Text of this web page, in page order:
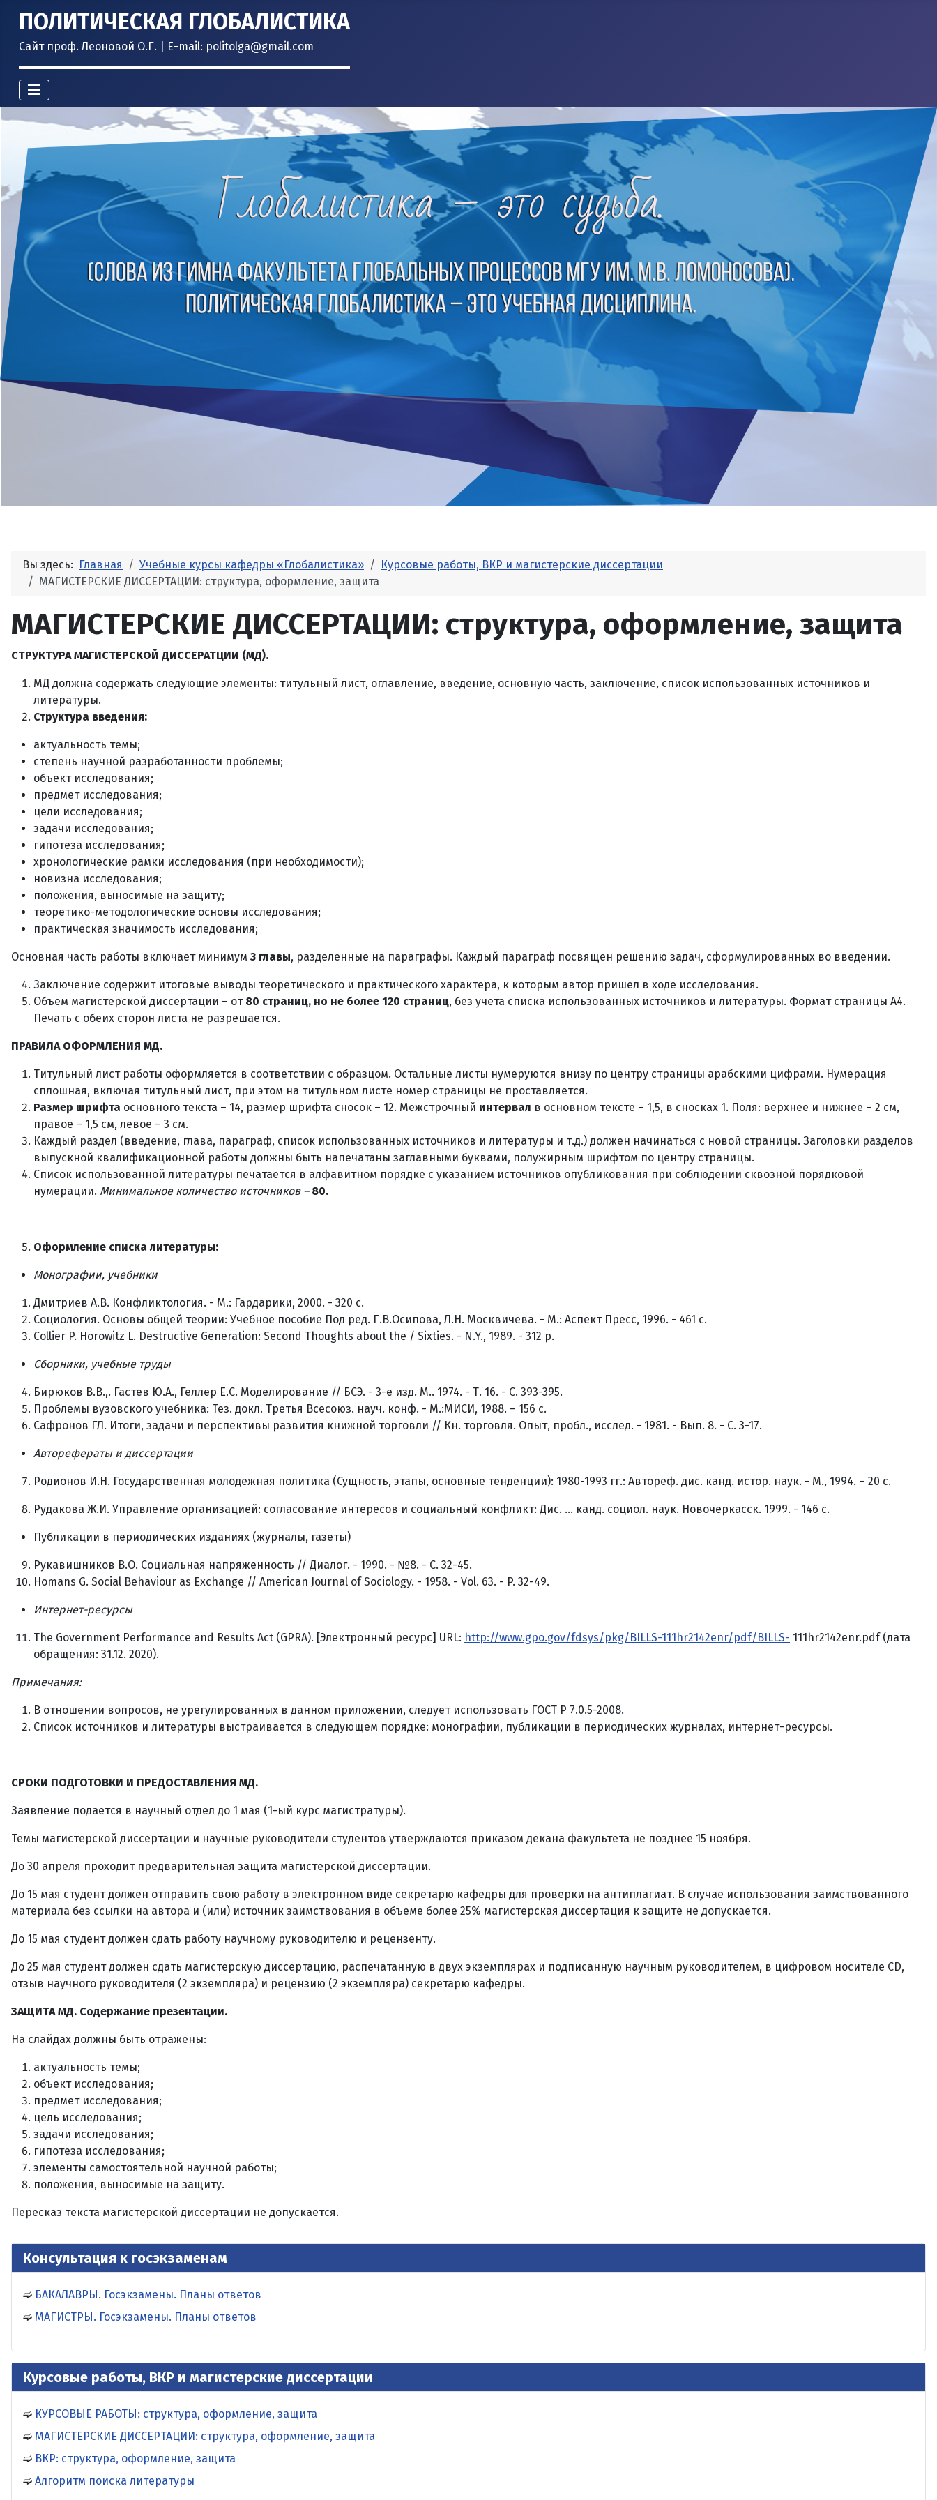
ПОЛИТИЧЕСКАЯ ГЛОБАЛИСТИКА
Сайт проф. Леоновой О.Г. | E-mail: politolga@gmail.com
Консультация к госэкзаменам
БАКАЛАВРЫ. Госэкзамены. Планы ответов
МАГИСТРЫ. Госэкзамены. Планы ответов
Курсовые работы, ВКР и магистерские диссертации
КУРСОВЫЕ РАБОТЫ: структура, оформление, защита
МАГИСТЕРСКИЕ ДИССЕРТАЦИИ: структура, оформление, защита
ВКР: структура, оформление, защита
Алгоритм поиска литературы
Вы здесь: Главная Учебные курсы кафедры «Глобалистика»
Курсовые работы, ВКР и магистерские диссертации
МАГИСТЕРСКИЕ ДИССЕРТАЦИИ: структура, оформление, защита
МАГИСТЕРСКИЕ ДИССЕРТАЦИИ: структура, оформление, защита
СТРУКТУРА МАГИСТЕРСКОЙ ДИССЕРАТЦИИ (МД).
МД должна содержать следующие элементы: титульный лист, оглавление, введение, основную часть, заключение, список использованных источников и
литературы.
Структура введения:
актуальность темы;
степень научной разработанности проблемы;
объект исследования;
предмет исследования;
цели исследования;
задачи исследования;
гипотеза исследования;
хронологические рамки исследования (при необходимости);
новизна исследования;
положения, выносимые на защиту;
теоретико-методологические основы исследования;
практическая значимость исследования;
Основная часть работы включает минимум 3 главы, разделенные на параграфы. Каждый параграф посвящен решению задач, сформулированных во введении.
Заключение содержит итоговые выводы теоретического и практического характера, к которым автор пришел в ходе исследования.
Объем магистерской диссертации – от 80 страниц, но не более 120 страниц, без учета списка использованных источников и литературы. Формат страницы А4.
Печать с обеих сторон листа не разрешается.
ПРАВИЛА ОФОРМЛЕНИЯ МД.
Титульный лист работы оформляется в соответствии с образцом. Остальные листы нумеруются внизу по центру страницы арабскими цифрами. Нумерация
сплошная, включая титульный лист, при этом на титульном листе номер страницы не проставляется.
Размер шрифта основного текста – 14, размер шрифта сносок – 12. Межстрочный интервал в основном тексте – 1,5, в сносках 1. Поля: верхнее и нижнее – 2 см,
правое – 1,5 см, левое – 3 см.
Каждый раздел (введение, глава, параграф, список использованных источников и литературы и т.д.) должен начинаться с новой страницы. Заголовки разделов
выпускной квалификационной работы должны быть напечатаны заглавными буквами, полужирным шрифтом по центру страницы.
Список использованной литературы печатается в алфавитном порядке с указанием источников опубликования при соблюдении сквозной порядковой
нумерации. Минимальное количество источников –80.
Оформление списка литературы:
Монографии, учебники
Дмитриев А.В. Конфликтология. - М.: Гардарики, 2000. - 320 с.
Социология. Основы общей теории: Учебное пособие Под ред. Г.В.Осипова, Л.Н. Москвичева. - М.: Аспект Пресс, 1996. - 461 с.
Collier P. Horowitz L. Destructive Generation: Second Thoughts about the / Sixties. - N.Y., 1989. - 312 p.
Сборники, учебные труды
Бирюков В.В.,. Гастев Ю.А., Геллер Е.С. Моделирование // БСЭ. - 3-е изд. М.. 1974. - Т. 16. - С. 393-395.
Проблемы вузовского учебника: Тез. докл. Третья Всесоюз. науч. конф. - М.:МИСИ, 1988. – 156 с.
Сафронов ГЛ. Итоги, задачи и перспективы развития книжной торговли // Кн. торговля. Опыт, пробл., исслед. - 1981. - Вып. 8. - С. 3-17.
Авторефераты и диссертации
Родионов И.Н. Государственная молодежная политика (Сущность, этапы, основные тенденции): 1980-1993 гг.: Автореф. дис. канд. истор. наук. - М., 1994. – 20 с.
Рудакова Ж.И. Управление организацией: согласование интересов и социальный конфликт: Дис. ... канд. социол. наук. Новочеркасск. 1999. - 146 с.
Публикации в периодических изданиях (журналы, газеты)
Рукавишников В.О. Социальная напряженность // Диалог. - 1990. - №8. - С. 32-45.
Homans G. Social Behaviour as Exchange // American Journal of Sociology. - 1958. - Vol. 63. - P. 32-49.
Интернет-ресурсы
The Government Performance and Results Act (GPRA). [Электронный ресурс] URL: http://www.gpo.gov/fdsys/pkg/BILLS-111hr2142enr/pdf/BILLS- 111hr2142enr.pdf (дата
обращения: 31.12. 2020).
Примечания:
В отношении вопросов, не урегулированных в данном приложении, следует использовать ГОСТ Р 7.0.5-2008.
Список источников и литературы выстраивается в следующем порядке: монографии, публикации в периодических журналах, интернет-ресурсы.
СРОКИ ПОДГОТОВКИ И ПРЕДОСТАВЛЕНИЯ МД.
Заявление подается в научный отдел до 1 мая (1-ый курс магистратуры).
Темы магистерской диссертации и научные руководители студентов утверждаются приказом декана факультета не позднее 15 ноября.
До 30 апреля проходит предварительная защита магистерской диссертации.
До 15 мая студент должен отправить свою работу в электронном виде секретарю кафедры для проверки на антиплагиат. В случае использования заимствованного
материала без ссылки на автора и (или) источник заимствования в объеме более 25% магистерская диссертация к защите не допускается.
До 15 мая студент должен сдать работу научному руководителю и рецензенту.
До 25 мая студент должен сдать магистерскую диссертацию, распечатанную в двух экземплярах и подписанную научным руководителем, в цифровом носителе CD,
отзыв научного руководителя (2 экземпляра) и рецензию (2 экземпляра) секретарю кафедры.
ЗАЩИТА МД. Содержание презентации.
На слайдах должны быть отражены:
актуальность темы;
объект исследования;
предмет исследования;
цель исследования;
задачи исследования;
гипотеза исследования;
элементы самостоятельной научной работы;
положения, выносимые на защиту.
Пересказ текста магистерской диссертации не допускается.